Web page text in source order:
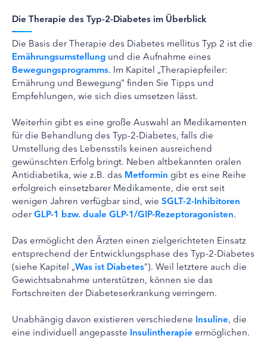
Die Therapie des Typ-2-Diabetes im Überblick
Die Basis der Therapie des Diabetes mellitus Typ 2 ist die
Ernährungsumstellung und die Aufnahme eines
Bewegungsprogramms. Im Kapitel „Therapiepfeiler:
Ernährung und Bewegung“ finden Sie Tipps und
Empfehlungen, wie sich dies umsetzen lässt.
Weiterhin gibt es eine große Auswahl an Medikamenten
für die Behandlung des Typ-2-Diabetes, falls die
Umstellung des Lebensstils keinen ausreichend
gewünschten Erfolg bringt. Neben altbekannten oralen
Antidiabetika, wie z.B. das Metformin gibt es eine Reihe
erfolgreich einsetzbarer Medikamente, die erst seit
wenigen Jahren verfügbar sind, wie SGLT-2-Inhibitoren
oderGLP-1 bzw. duale GLP-1/GIP-Rezeptoragonisten.
Das ermöglicht den Ärzten einen zielgerichteten Einsatz
entsprechend der Entwicklungsphase des Typ-2-Diabetes
(siehe Kapitel „Was ist Diabetes“). Weil letztere auch die
Gewichtsabnahme unterstützen, können sie das
Fortschreiten der Diabeteserkrankung verringern.
Unabhängig davon existieren verschiedene Insuline, die
eine individuell angepasste Insulintherapie ermöglichen.